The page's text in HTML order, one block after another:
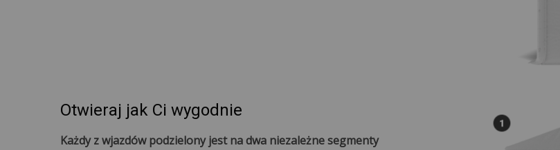
Otwieraj jak Ci wygodnie
Każdy z wjazdów podzielony jest na dwa niezależne segmenty